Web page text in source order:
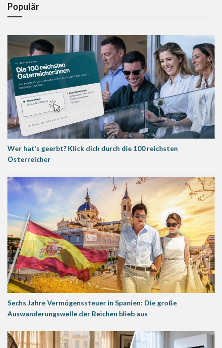
Populär
Wer hat’s geerbt? Klick dich durch die 100 reichsten
Österreicher
Sechs Jahre Vermögenssteuer in Spanien: Die große
Auswanderungswelle der Reichen blieb aus